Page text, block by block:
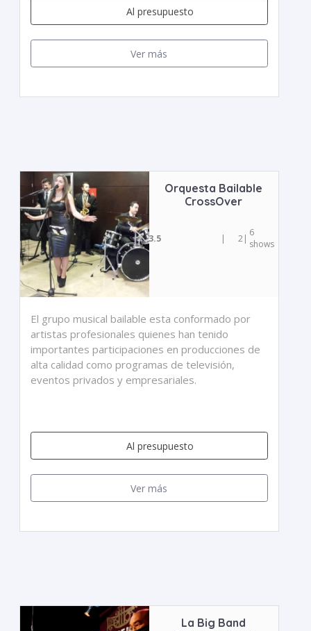
Al presupuesto
Ver más
Orquesta Bailable
CrossOver
3.5 | 2| 6
shows
El grupo musical bailable esta conformado por
artistas profesionales quienes han tenido
importantes participaciones en producciones de
alta calidad como programas de televisión,
eventos privados y empresariales.
Al presupuesto
Ver más
La Big Band